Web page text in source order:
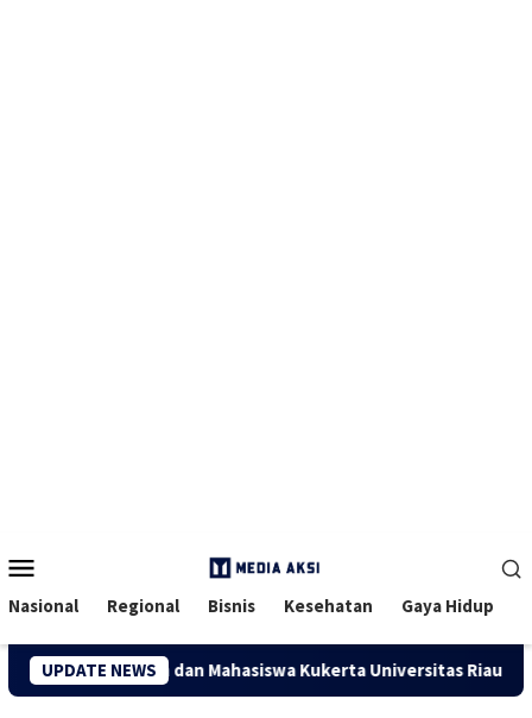
Mobile
Nasional Regional Bisnis Kesehatan Gaya Hidup
UPDATE NEWS
Dosen dan Mahasiswa Kukerta Universitas Riau Serahkan